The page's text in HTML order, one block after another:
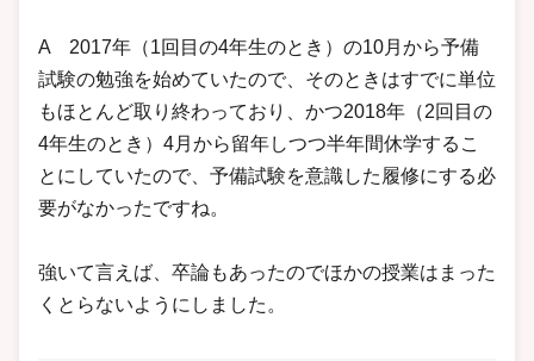
A 2017年（1回目の4年生のとき）の10月から予備
試験の勉強を始めていたので、そのときはすでに単位
もほとんど取り終わっており、かつ2018年（2回目の
4年生のとき）4月から留年しつつ半年間休学するこ
とにしていたので、予備試験を意識した履修にする必
要がなかったですね。
強いて言えば、卒論もあったのでほかの授業はまった
くとらないようにしました。